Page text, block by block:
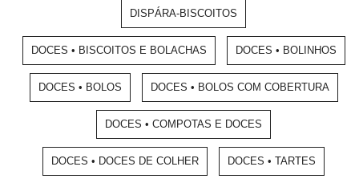
DISPÁRA-BISCOITOS
DOCES • BISCOITOS E BOLACHAS DOCES • BOLINHOS
DOCES • BOLOS DOCES • BOLOS COM COBERTURA
DOCES • COMPOTAS E DOCES
DOCES • DOCES DE COLHER DOCES • TARTES